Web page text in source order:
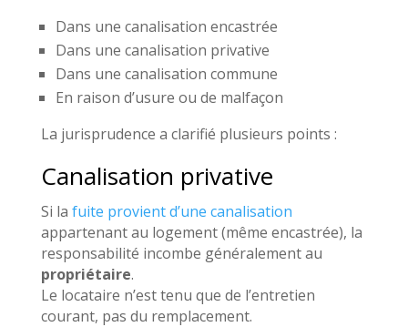
Dans une canalisation encastrée
Dans une canalisation privative
Dans une canalisation commune
En raison d’usure ou de malfaçon
La jurisprudence a clarifié plusieurs points :
Canalisation privative
Si la fuite provient d’une canalisation
appartenant au logement (même encastrée), la
responsabilité incombe généralement au
propriétaire.
Le locataire n’est tenu que de l’entretien
courant, pas du remplacement.